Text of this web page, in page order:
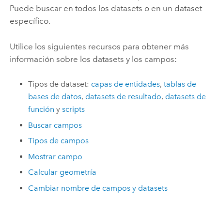
Puede buscar en todos los datasets o en un dataset
específico.
Utilice los siguientes recursos para obtener más
información sobre los datasets y los campos:
Tipos de dataset: capas de entidades,tablas de
bases de datos, datasets de resultado, datasets de
función yscripts
Buscar campos
Tipos de campos
Mostrar campo
Calcular geometría
Cambiar nombre de campos y datasets